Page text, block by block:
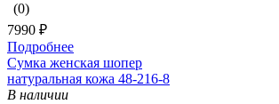
(0)
7990 ₽
Подробнее
Сумка женская шопер
натуральная кожа 48-216-8
В наличии